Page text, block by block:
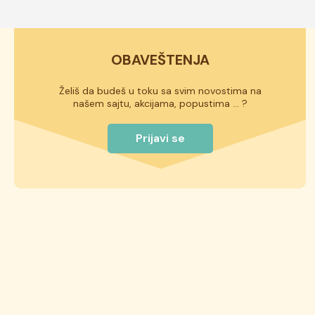
OBAVEŠTENJA
Želiš da budeš u toku sa svim novostima na
našem sajtu, akcijama, popustima ... ?
Prijavi se